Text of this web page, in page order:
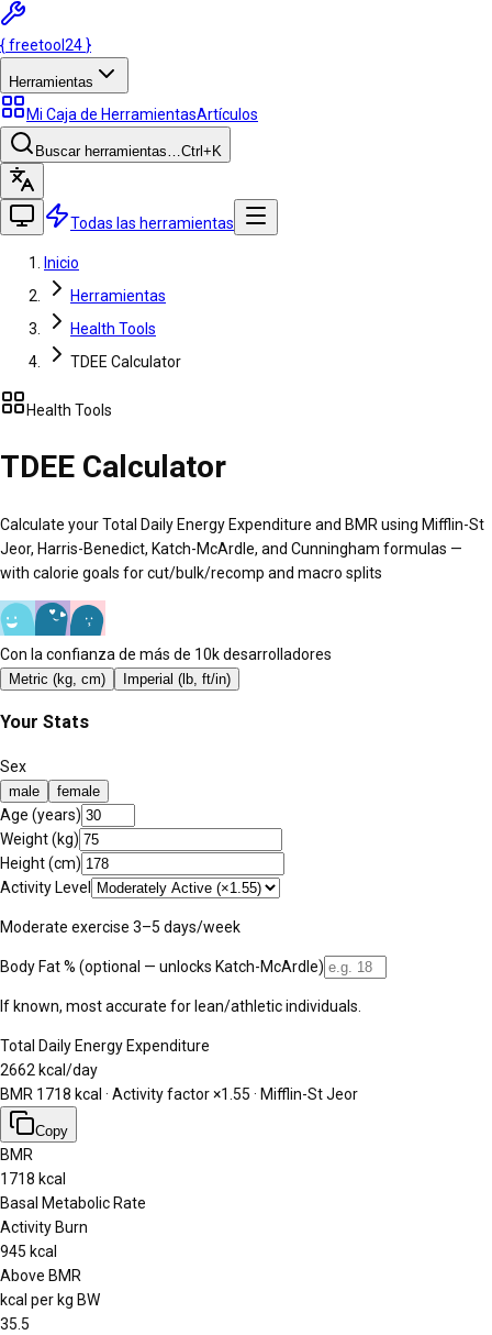
{freetool 24 }
Herramientas
Mi Caja de HerramientasArtículos
Buscar herramientas…Ctrl +K
Todas las herramientas
Inicio
Herramientas
Health Tools
TDEE Calculator
Health Tools
TDEE Calculator
Calculate your Total Daily Energy Expenditure and BMR using Mifflin-St
Jeor, Harris-Benedict, Katch-McArdle, and Cunningham formulas —
with calorie goals for cut/bulk/recomp and macro splits
Con la confianza de más de 10k desarrolladores
Metric (kg, cm) Imperial (lb, ft/in)
Your Stats
Sex
male female
Age (years)
Weight (kg)
Height (cm)
Activity Level
Moderate exercise 3–5 days/week
Body Fat % (optional — unlocks Katch-McArdle)
If known, most accurate for lean/athletic individuals.
Total Daily Energy Expenditure
2662 kcal/day
BMR 1718 kcal · Activity factor ×1.55 · Mifflin-St Jeor
Copy
BMR
1718 kcal
Basal Metabolic Rate
Activity Burn
945 kcal
Above BMR
kcal per kg BW
35.5